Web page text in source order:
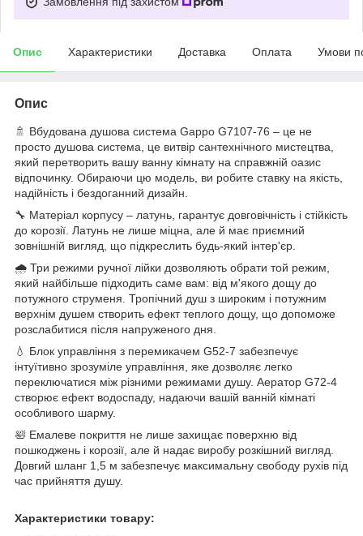
Опис Характеристики Доставка Оплата Умови
Опис
🚿 Вбудована душова система Gappo G7107-76 – це не
просто душова система, це витвір сантехнічного мистецтва,
який перетворить вашу ванну кімнату на справжній оазис
відпочинку. Обираючи цю модель, ви робите ставку на якість,
надійність і бездоганний дизайн.
🔧 Матеріал корпусу – латунь, гарантує довговічність і стійкість
до корозії. Латунь не лише міцна, але й має приємний
зовнішній вигляд, що підкреслить будь-який інтер'єр.
🌧️ Три режими ручної лійки дозволяють обрати той режим,
який найбільше підходить саме вам: від м'якого дощу до
потужного струменя. Тропічний душ з широким і потужним
верхнім душем створить ефект теплого дощу, що допоможе
розслабитися після напруженого дня.
💧 Блок управління з перемикачем G52-7 забезпечує
інтуїтивно зрозуміле управління, яке дозволяє легко
переключатися між різними режимами душу. Аератор G72-4
створює ефект водоспаду, надаючи вашій ванній кімнаті
особливого шарму.
🛀 Емалеве покриття не лише захищає поверхню від
пошкоджень і корозії, але й надає виробу розкішний вигляд.
Довгий шланг 1,5 м забезпечує максимальну свободу рухів під
час прийняття душу.
Характеристики товару: